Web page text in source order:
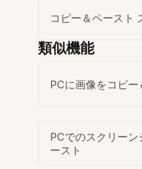
コピー＆ペースト
類似機能
PCに画像をコピー
PCでのスクリー
ースト